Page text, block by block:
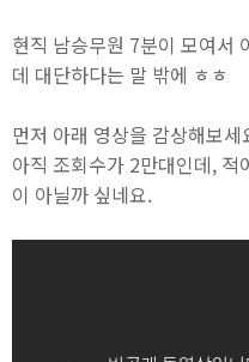
현직 남승무원 7분이 모여서
데 대단하다는 말 밖에 ㅎㅎ
먼저 아래 영상을 감상해보세
아직 조회수가 2만대인데,
이 아닐까 싶네요.